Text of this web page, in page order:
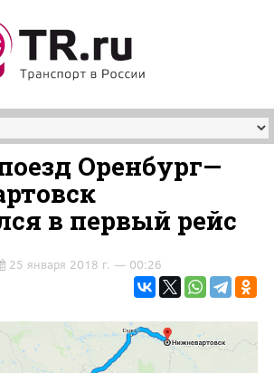
Оренбург—
в первый рейс
25 января 2018 г. — 00:26